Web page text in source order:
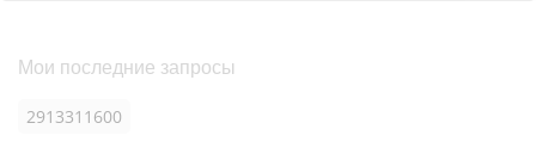
Мои последние запросы
2913311600